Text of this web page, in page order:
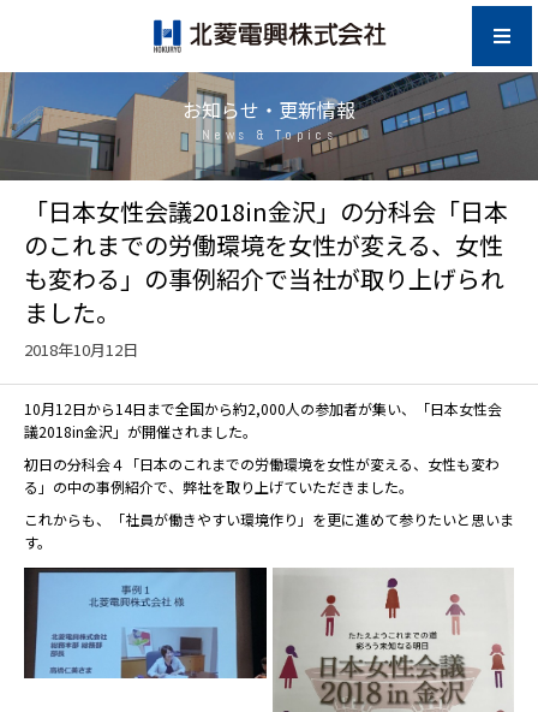
お知らせ・更新情報
News & Topics
「日本女性会議2018in金沢」の分科会「日本
のこれまでの労働環境を女性が変える、女性
も変わる」の事例紹介で当社が取り上げられ
ました。
2018年10月12日
10月12日から14日まで全国から約2,000人の参加者が集い、「日本女性会
議2018in金沢」が開催されました。
初日の分科会４「日本のこれまでの労働環境を女性が変える、女性も変わ
る」の中の事例紹介で、弊社を取り上げていただきました。
これからも、「社員が働きやすい環境作り」を更に進めて参りたいと思いま
す。